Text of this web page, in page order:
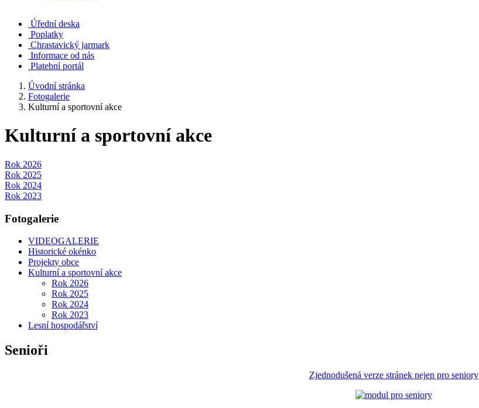
Úřední deska
Poplatky
Chrastavický jarmark
Informace od nás
Platební portál
Úvodní stránka
Fotogalerie
Kulturní a sportovní akce
Kulturní a sportovní akce
Rok 2026
Rok 2025
Rok 2024
Rok 2023
Fotogalerie
VIDEOGALERIE
Historické okénko
Projekty obce
Kulturní a sportovní akce
Rok 2026
Rok 2025
Rok 2024
Rok 2023
Lesní hospodářství
Senioři
Zjednodušená verze stránek nejen pro seniory